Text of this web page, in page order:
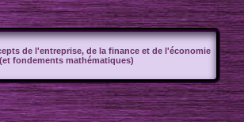
de l'entreprise, de la finance et de l'économie
(et fondements mathématiques)